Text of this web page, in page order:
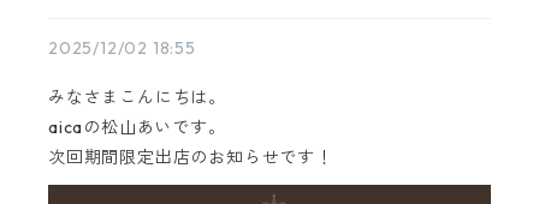
2025/12/02 18:55
みなさまこんにちは。
aicaの松山あいです。
次回期間限定出店のお知らせです！